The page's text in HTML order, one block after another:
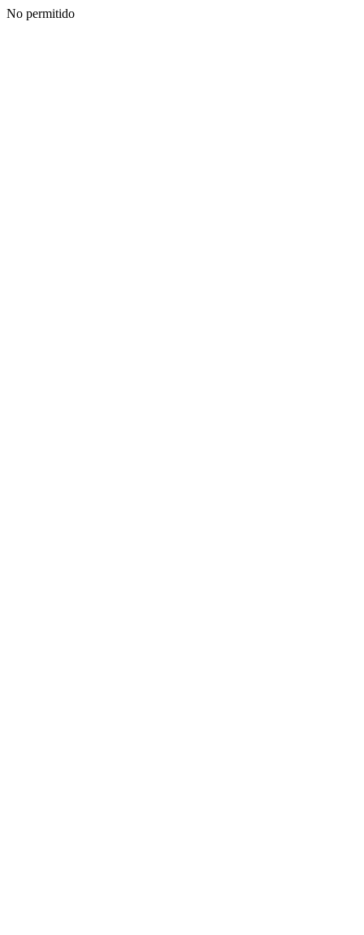
No permitido